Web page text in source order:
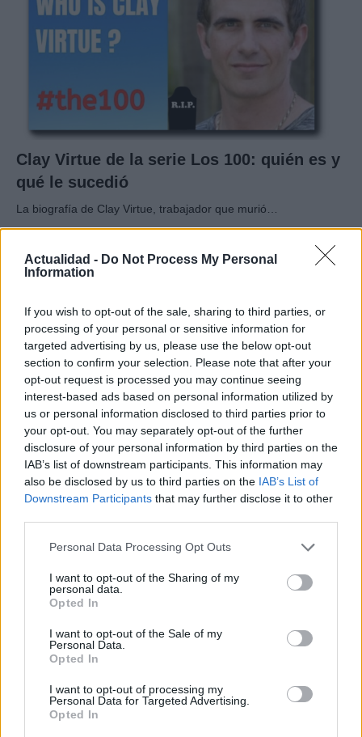
Actualidad - Do Not Process My Personal
Information
If you wish to opt-out of the sale, sharing to third parties, or
processing of your personal or sensitive information for
targeted advertising by us, please use the below opt-out
section to confirm your selection. Please note that after your
opt-out request is processed you may continue seeing
interest-based ads based on personal information utilized by
us or personal information disclosed to third parties prior to
your opt-out. You may separately opt-out of the further
disclosure of your personal information by third parties on the
IAB’s list of downstream participants. This information may
also be disclosed by us to third parties on the IAB’s List of
Downstream Participants that may further disclose it to other
Please note that this website/app uses one or more Google
not limited to your visit or usage behaviour. You may click to
grant or deny consent to Google and its third-party tags to
use your data for below specified purposes in below Google
consent section.
Personal Data Processing Opt Outs
I want to opt-out of the Sharing of my
personal data.
Opted In
I want to opt-out of the Sale of my
Personal Data.
Opted In
I want to opt-out of processing my
Personal Data for Targeted Advertising.
Opted In
Clay Virtue de la serie Los 100: quién es y
qué le sucedió
La biografía de Clay Virtue, trabajador que murió…
GENTE
El notable cambio físico de Isabel Díaz
Ayuso
En su regreso al trabajo al frente de…
GENTE